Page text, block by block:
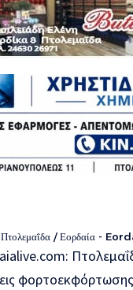
Πτολεμαΐδα / Εορδαία -